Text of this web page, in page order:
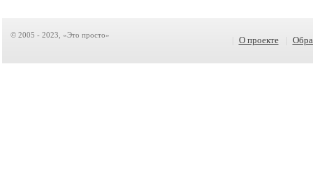
© 2005 - 2023, «Это просто» О проекте